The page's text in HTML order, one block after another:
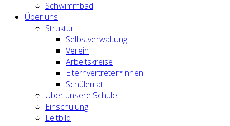
Schwimmbad
Über uns
Struktur
Selbstverwaltung
Verein
Arbeitskreise
Elternvertreter*innen
Schülerrat
Über unsere Schule
Einschulung
Leitbild